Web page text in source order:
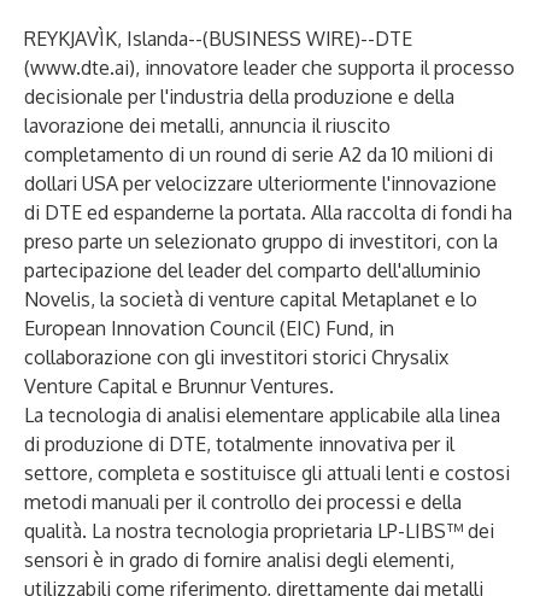
REYKJAVÌK, Islanda--(BUSINESS WIRE)--DTE
(www.dte.ai), innovatore leader che supporta il processo
decisionale per l'industria della produzione e della
lavorazione dei metalli, annuncia il riuscito
completamento di un round di serie A2 da 10 milioni di
dollari USA per velocizzare ulteriormente l'innovazione
di DTE ed espanderne la portata. Alla raccolta di fondi ha
preso parte un selezionato gruppo di investitori, con la
partecipazione del leader del comparto dell'alluminio
Novelis, la società di venture capital Metaplanet e lo
European Innovation Council (EIC) Fund, in
collaborazione con gli investitori storici Chrysalix
Venture Capital e Brunnur Ventures.
La tecnologia di analisi elementare applicabile alla linea
di produzione di DTE, totalmente innovativa per il
settore, completa e sostituisce gli attuali lenti e costosi
metodi manuali per il controllo dei processi e della
qualità. La nostra tecnologia proprietaria LP-LIBS™ dei
sensori è in grado di fornire analisi degli elementi,
utilizzabili come riferimento, direttamente dai metalli